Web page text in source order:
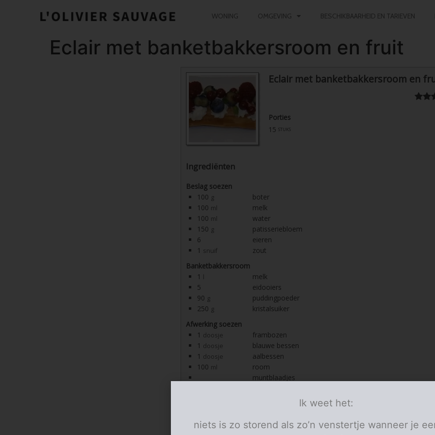
WONING OMGEVING BESCHIKBAARHEID EN TARIEVEN
Eclair met banketbakkersroom en fruit
Eclair met banketbakkersroom en
Porties
15 stuks
Ingrediënten
Beslag soezen
100 g
boter
100 ml
melk
100 ml
water
150 g
patisseriebloem
6
eieren
1 snuif
zout
Banketbakkersroom
1 l
melk
5
eidooiers
90 g
puddingpoeder
250 g
kristalsuiker
Afwerking soezen
1 doosje
frambozen
1 doosje
blauwe bessen
1 doosje
aalbessen
100 ml
room
muntblaadjes
om de soezen mee in te strijjken
Ik weet het:
niets is zo storend als zo’n venstertje wanneer je